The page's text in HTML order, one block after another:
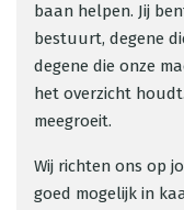
baan helpen. Jij
bestuurt, degene
degene die onze
het overzicht
meegroeit.
Wij richten ons op
goed mogelijk in